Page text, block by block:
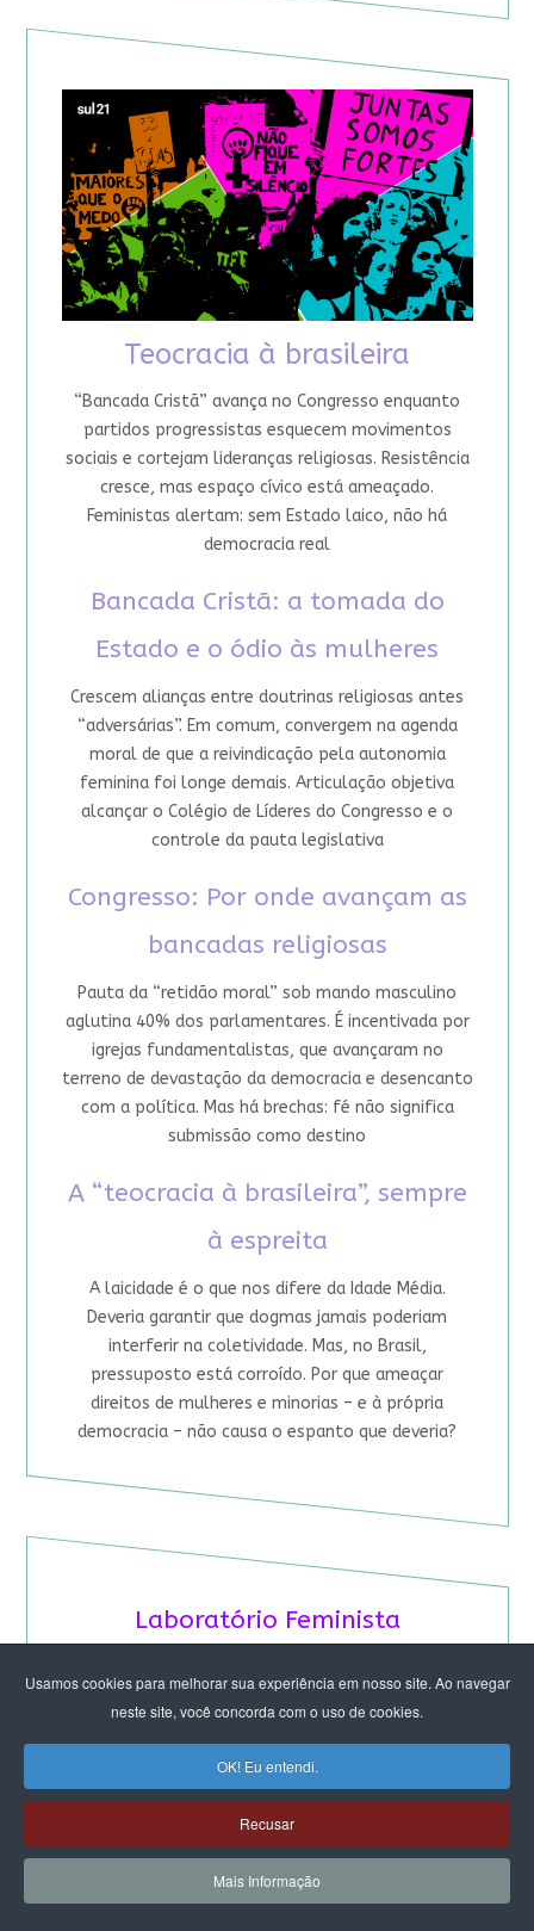
Usamos cookies para melhorar sua experiência em nosso site. Ao navegar
neste site, você concorda com o uso de cookies.
OK! Eu entendi.
Recusar
Mais Informação
Teocracia à brasileira
“Bancada Cristã” avança no Congresso enquanto
partidos progressistas esquecem movimentos
sociais e cortejam lideranças religiosas. Resistência
cresce, mas espaço cívico está ameaçado.
Feministas alertam: sem Estado laico, não há
democracia real
Bancada Cristã: a tomada do
Estado e o ódio às mulheres
Crescem alianças entre doutrinas religiosas antes
“adversárias”. Em comum, convergem na agenda
moral de que a reivindicação pela autonomia
feminina foi longe demais. Articulação objetiva
alcançar o Colégio de Líderes do Congresso e o
controle da pauta legislativa
Congresso: Por onde avançam as
bancadas religiosas
Pauta da “retidão moral” sob mando masculino
aglutina 40% dos parlamentares. É incentivada por
igrejas fundamentalistas, que avançaram no
terreno de devastação da democracia e desencanto
com a política. Mas há brechas: fé não significa
submissão como destino
A “teocracia à brasileira”, sempre
à espreita
A laicidade é o que nos difere da Idade Média.
Deveria garantir que dogmas jamais poderiam
interferir na coletividade. Mas, no Brasil,
pressuposto está corroído. Por que ameaçar
direitos de mulheres e minorias – e à própria
democracia – não causa o espanto que deveria?
Laboratório Feminista
2026 FORMATURA